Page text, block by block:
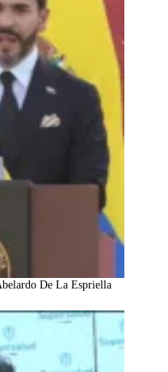
De La Espriella